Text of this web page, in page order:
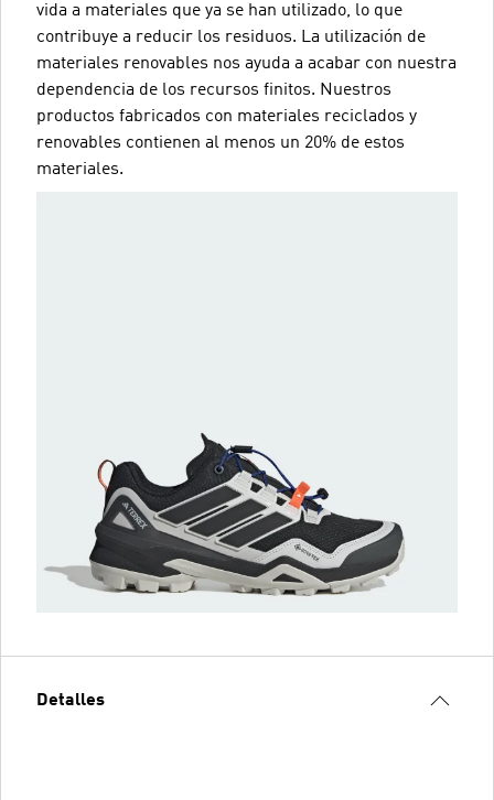
vida a materiales que ya se han utilizado, lo que
contribuye a reducir los residuos. La utilización de
materiales renovables nos ayuda a acabar con nuestra
dependencia de los recursos finitos. Nuestros
productos fabricados con materiales reciclados y
renovables contienen al menos un 20% de estos
materiales.
Detalles